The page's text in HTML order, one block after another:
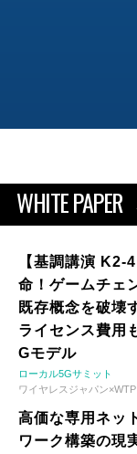
WHITE PAPER
【基調講演 K2-
命！ゲームチェ
既存概念を破壊
ライセンス費用
Gモデル
ローカル5Gサミット
ワイヤレスジャパン
高価な専用ネッ
ワーク構築の現